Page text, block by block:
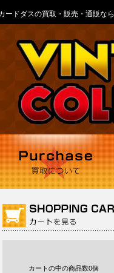
ードダスの買取・販売・通販な
カートの中の商品数0個